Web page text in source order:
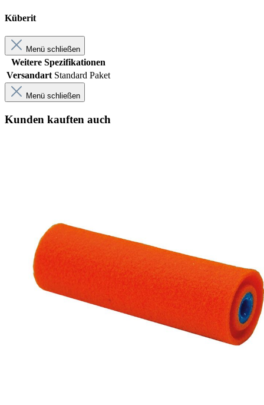
Küberit
Menü schließen
Weitere Spezifikationen
Versandart Standard Paket
Menü schließen
Kunden kauften auch